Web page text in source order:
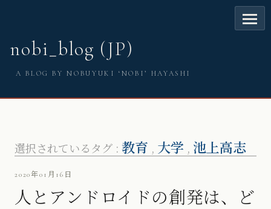
nobi_blog (JP)
A BLOG BY NOBUYUKI ‘NOBI’ HAYASHI
選択されているタグ : 教育 , 大学 , 池上高志
2020年01月16日
人とアンドロイドの創発は、ど